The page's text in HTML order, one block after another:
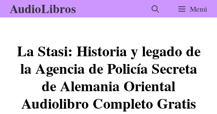
Saltar
al
AudioLibros Menú
La Stasi: Historia y legado de
la Agencia de Policía Secreta
de Alemania Oriental
Audiolibro Completo Gratis